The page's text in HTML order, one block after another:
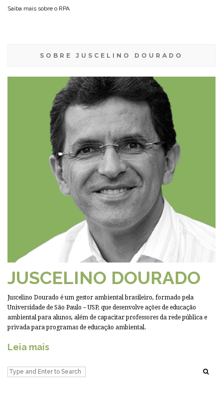
Saiba mais sobre o RPA
SOBRE JUSCELINO DOURADO
JUSCELINO DOURADO
Juscelino Dourado é um gestor ambiental brasileiro, formado pela
Universidade de São Paulo – USP, que desenvolve ações de educação
ambiental para alunos, além de capacitar professores da rede pública e
privada para programas de educação ambiental.
Leia mais